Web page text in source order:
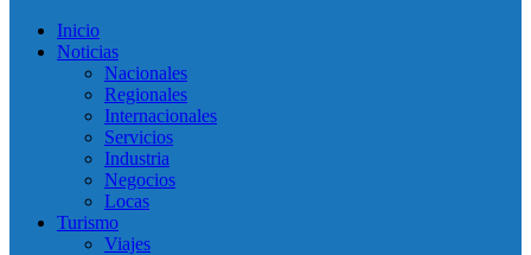
Inicio
Noticias
Nacionales
Regionales
Internacionales
Servicios
Industria
Negocios
Locas
Turismo
Viajes